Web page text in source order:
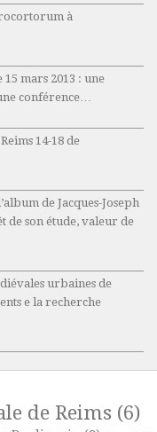
à
mars 2013 : une
conférence…
14-18 de
de Jacques-Joseph
de son étude, valeur de
urbaines de
e la recherche
de Reims (6)